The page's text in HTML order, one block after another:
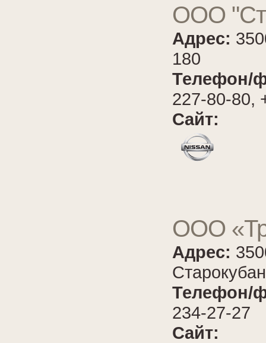
ООО
Адрес:
180
Телефон/
227-80-80,
Сайт:
ООО
Адрес:
Телефон/
234-27-27
Сайт: